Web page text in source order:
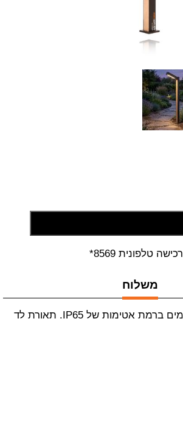
רכישה טלפונית 8569*
משלוח
גוף תאורה הינו מוגן מים ברמת אטימות של IP65. תאורת לד